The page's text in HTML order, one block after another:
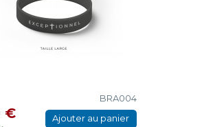
BRA004
€ Ajouter au panier